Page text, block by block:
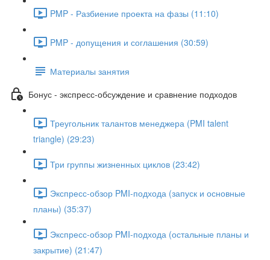
PMP - Разбиение проекта на фазы (11:10)
PMP - допущения и соглашения (30:59)
Материалы занятия
Бонус - экспресс-обсуждение и сравнение подходов
Треугольник талантов менеджера (PMI talent
triangle) (29:23)
Три группы жизненных циклов (23:42)
Экспресс-обзор PMI-подхода (запуск и основные
планы) (35:37)
Экспресс-обзор PMI-подхода (остальные планы и
закрытие) (21:47)